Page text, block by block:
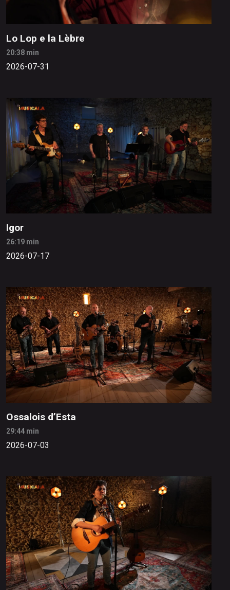
Lo Lop e la Lèbre
20:38 min
2026-07-31
Igor
26:19 min
2026-07-17
Ossalois d’Esta
29:44 min
2026-07-03